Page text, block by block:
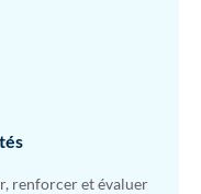
renforcer et évaluer